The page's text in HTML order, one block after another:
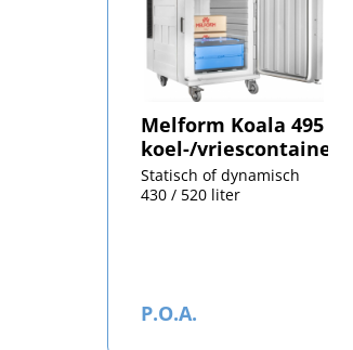
Melform Koala 495
koel-/vriescontainer
Statisch of dynamisch
430 / 520 liter
P.O.A.